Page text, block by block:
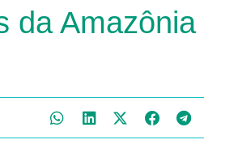
da Amazônia